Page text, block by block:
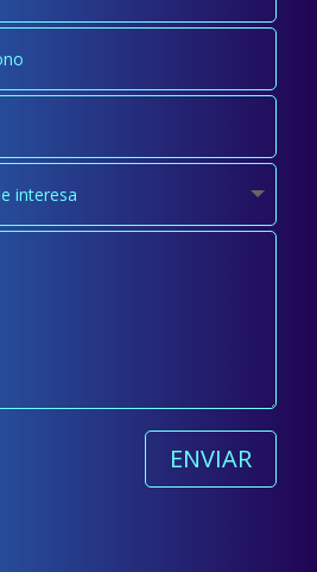
ENVIAR